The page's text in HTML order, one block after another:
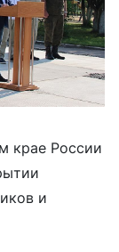
крае России
и